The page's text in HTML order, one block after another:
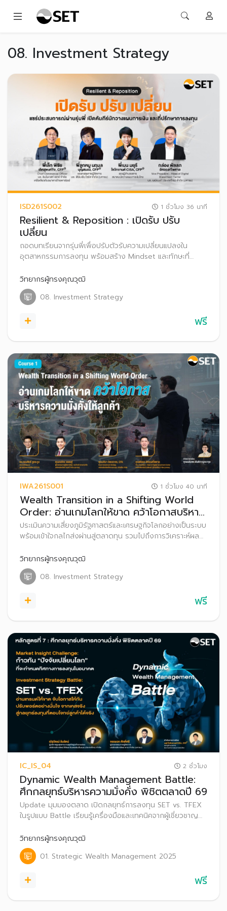
08. Investment Strategy
ISD261S002 1 ชั่วโมง 36 นาที
Resilient & Reposition : เปิดรับ ปรับ
เปลี่ยน
ถอดบทเรียนจากรุ่นพี่เพื่อปรับตัวรับความเปลี่ยนแปลงใน
อุตสาหกรรมการลงทุน พร้อมสร้าง Mindset และทักษะที่
วิทยากรผู้ทรงคุณวุฒิ
08. Investment Strategy
ฟรี
IWA261S001 1 ชั่วโมง 40 นาที
Wealth Transition in a Shifting World
Order: อ่านเกมโลกให้ขาด คว้าโอกาสบริหาร
ความมั่งคั่งให้ลูกค้า
ประเมินความเสี่ยงภูมิรัฐศาสตร์และเศรษฐกิจโลกอย่างเป็นระบบ
พร้อมเข้าใจกลไกส่งผ่านสู่ตลาดทุน รวมไปถึงการวิเคราะห์ผลก
พอร์ตการลงทุนที่มุ่งเน้นประโยชน์สูงสุดของลูกค้า
วิทยากรผู้ทรงคุณวุฒิ
08. Investment Strategy
ฟรี
IC_IS_04 2 ชั่วโมง
Dynamic Wealth Management Battle:
ศึกกลยุทธ์บริหารความมั่งคั่ง พิชิตตลาดปี 69
Update มุมมองตลาด เปิดกลยุทธ์การลงทุน SET vs. TFEX
ในรูปแบบ Battle เรียนรู้เครื่องมือและเทคนิคจากผู้เชี่ยวชาญ
วิทยากรผู้ทรงคุณวุฒิ
01. Strategic Wealth Management 2025
ฟรี